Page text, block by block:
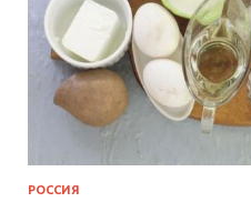
РОССИЯ